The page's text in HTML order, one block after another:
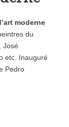
moderne
du
José
etc. Inauguré
Pedro